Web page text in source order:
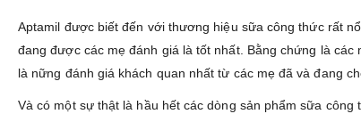
Aptamil được biết đến với thương hiệu sữa công thức rất
đang được các mẹ đánh giá là tốt nhất. Bằng chứng là
là nững đánh giá khách quan nhất từ các mẹ đã và đang
Và có một sự thật là hầu hết các dòng sản phẩm sữa